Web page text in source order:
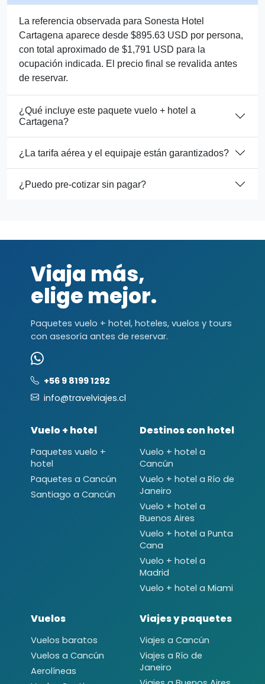
La referencia observada para Sonesta Hotel
Cartagena aparece desde $895.63 USD por persona,
con total aproximado de $1,791 USD para la
ocupación indicada. El precio final se revalida antes
de reservar.
¿Qué incluye este paquete vuelo + hotel a
Cartagena?
¿La tarifa aérea y el equipaje están garantizados?
¿Puedo pre-cotizar sin pagar?
Viaja más,
elige mejor.
Paquetes vuelo + hotel, hoteles, vuelos y tours
con asesoría antes de reservar.
+56 9 8199 1292
info@travelviajes.cl
Vuelo + hotel
Paquetes vuelo +
hotel
Paquetes a Cancún
Santiago a Cancún
Destinos con hotel
Vuelo + hotel a
Cancún
Vuelo + hotel a Río de
Janeiro
Vuelo + hotel a
Buenos Aires
Vuelo + hotel a Punta
Cana
Vuelo + hotel a
Madrid
Vuelo + hotel a Miami
Vuelos
Vuelos baratos
Vuelos a Cancún
Aerolíneas
Viajes y paquetes
Viajes a Cancún
Viajes a Río de
Janeiro